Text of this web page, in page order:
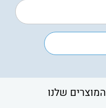
המוצרים שלנו